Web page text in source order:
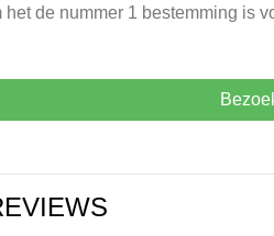
het de nummer 1 bestemming is